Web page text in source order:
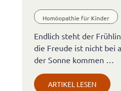
Homöopathie für Kinder
Endlich steht der
die Freude ist nicht bei
der Sonne kommen …
ARTIKEL LESEN